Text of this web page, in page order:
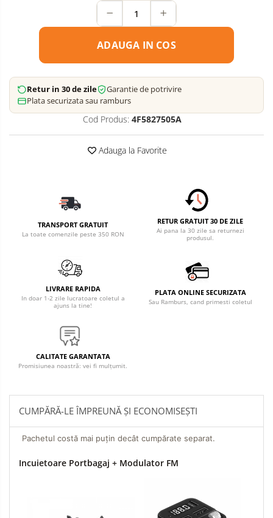
ADAUGA IN COS
Retur in 30 de zile
Garantie de potrivire
Plata securizata sau ramburs
Cod Produs: 4F5827505A
Adauga la Favorite
TRANSPORT GRATUIT
La toate comenzile peste 350 RON
RETUR GRATUIT 30 DE ZILE
Ai pana la 30 zile sa returnezi
produsul.
LIVRARE RAPIDA
In doar 1-2 zile lucratoare coletul a
ajuns la tine!
PLATA ONLINE SECURIZATA
Sau Ramburs, cand primesti coletul
CALITATE GARANTATA
Promisiunea noastră: vei fi mulțumit.
CUMPĂRĂ-LE ÎMPREUNĂ ȘI ECONOMISEȘTI
Pachetul costă mai puțin decât cumpărate separat.
Incuietoare Portbagaj + Modulator FM